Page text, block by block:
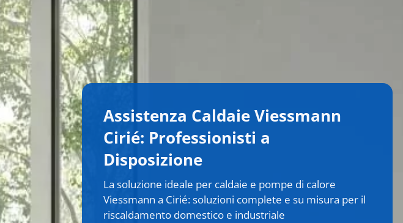
Assistenza Caldaie Viessmann
Cirié: Professionisti a
Disposizione
La soluzione ideale per caldaie e pompe di calore
Viessmann a Cirié: soluzioni complete e su misura per il
riscaldamento domestico e industriale